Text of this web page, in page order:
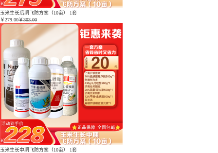
玉米生长后期飞防方案（10亩） 1套
￥279.00￥303.00
玉米生长中期飞防方案（10亩） 1套